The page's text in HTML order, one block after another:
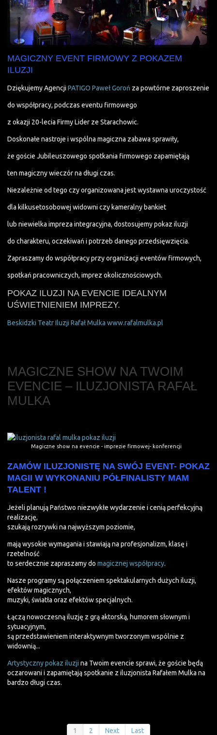
MAGICZNY EVENT FIRMOWY Z POKAZEM
ILUZJI
Dziękujemy Agencji PATIGO Paweł Goroń za powtórne zaproszenie
do współpracy, podczas eventu firmowego
z okazji 20-lecia Firmy Lider ze Starachowic.
Doskonałe nastroje i wspólna magiczna zabawa sprawiły,
że goście Jubileuszowego spotkania firmowego zapamiętają
ten magiczny wieczór na długi czas.
Niezależnie od tego czy organizowana jest wystawna uroczystość
dla kilkusetosobowej widowni czy kameralny bankiet
lub niewielka impreza integracyjna, dostosujemy pokaz iluzji
do charakteru, oczekiwań i potrzeb danego przedsięwzięcia.
Zapraszamy do współpracy przy organizacji eventów firmowych,
spotkań pracowniczych, imprez okolicznościowych.
POKAZ ILUZJI NA EVENCIE IDEALNYM
UŚWIETNIENIEM IMPREZY.
Beskidzki Teatr Iluzji Rafał Mulka www.rafalmulka.pl
MAGICZNE SHOW NA TWOIM
EVENCIE – ILUZJONISTA RAFAŁ
MULKA
Magiczne show na evencie - imprezie firmowej- konferencji
ZAMÓW ILUZJONISTĘ NA SWÓJ EVENT- POKAZ
MAGII W WYKONANIU PÓŁFINALISTY MAM
TALENT !
Jeżeli planują Państwo niezwykłe wydarzenie i cenią perfekcyjną
realizację,
szukają rozrywki na najwyższym poziomie,
mają wysokie wymagania i stawiają na profesjonalizm, klasę i
rzetelność
to serdecznie zapraszamy do magicznej współpracy.
Nasze programy są połączeniem spektakularnych dużych iluzji,
efektów magicznych,
muzyki, światła oraz efektów specjalnych.
Łączą nowoczesną iluzję z grą aktorską, humorem słownym i
sytuacyjnym,
są przedstawieniem interaktywnym tworzonym wspólnie z
widownią...
Artystyczny pokaz iluzji na Twoim evencie sprawi, że goście będą
oczarowani i zapamiętają spotkanie z iluzjonista Rafałem Mulka na
bardzo długi czas.
1 2 Next Last